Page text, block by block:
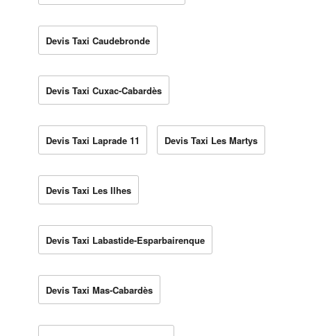
Devis Taxi Caudebronde
Devis Taxi Cuxac-Cabardès
Devis Taxi Laprade 11 Devis Taxi Les Martys
Devis Taxi Les Ilhes
Devis Taxi Labastide-Esparbairenque
Devis Taxi Mas-Cabardès